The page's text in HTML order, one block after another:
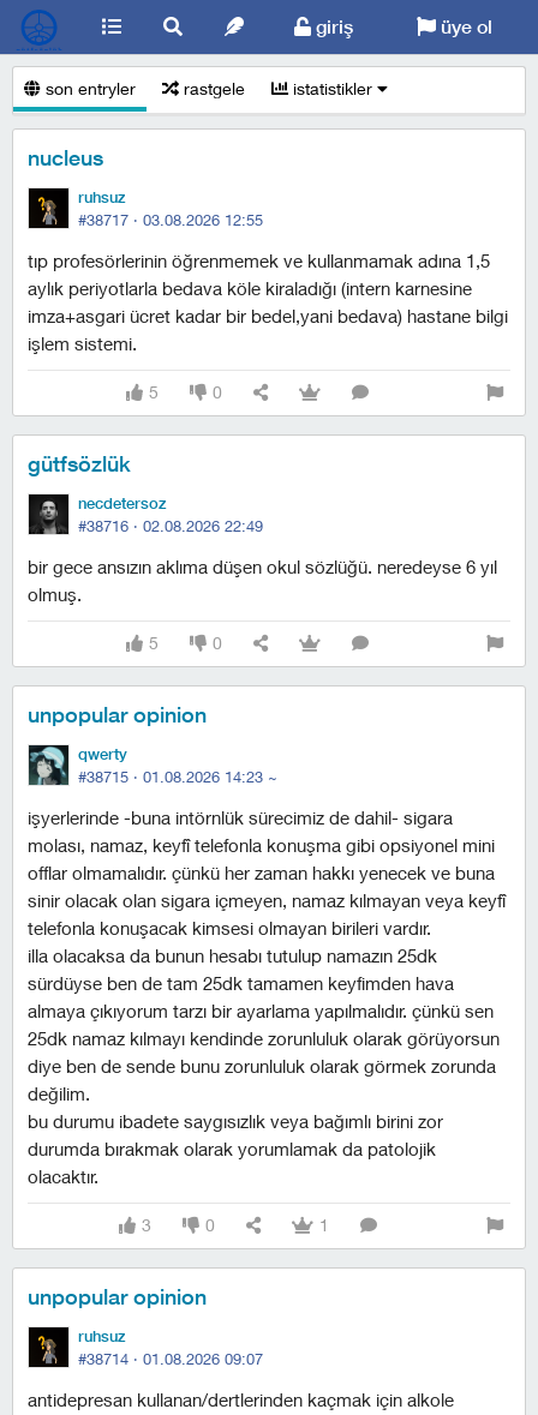
giriş üye ol
son entryler rastgele istatistikler
nucleus
ruhsuz
#38717 · 03.08.2026 12:55
tıp profesörlerinin öğrenmemek ve kullanmamak adına 1,5
aylık periyotlarla bedava köle kiraladığı (intern karnesine
imza+asgari ücret kadar bir bedel,yani bedava) hastane bilgi
işlem sistemi.
5 0
gütfsözlük
necdetersoz
#38716 · 02.08.2026 22:49
bir gece ansızın aklıma düşen okul sözlüğü. neredeyse 6 yıl
olmuş.
5 0
unpopular opinion
qwerty
#38715 · 01.08.2026 14:23 ~
işyerlerinde -buna intörnlük sürecimiz de dahil- sigara
molası, namaz, keyfî telefonla konuşma gibi opsiyonel mini
offlar olmamalıdır. çünkü her zaman hakkı yenecek ve buna
sinir olacak olan sigara içmeyen, namaz kılmayan veya keyfî
telefonla konuşacak kimsesi olmayan birileri vardır.
illa olacaksa da bunun hesabı tutulup namazın 25dk
sürdüyse ben de tam 25dk tamamen keyfimden hava
almaya çıkıyorum tarzı bir ayarlama yapılmalıdır. çünkü sen
25dk namaz kılmayı kendinde zorunluluk olarak görüyorsun
diye ben de sende bunu zorunluluk olarak görmek zorunda
değilim.
bu durumu ibadete saygısızlık veya bağımlı birini zor
durumda bırakmak olarak yorumlamak da patolojik
olacaktır.
3 0 1
unpopular opinion
ruhsuz
#38714 · 01.08.2026 09:07
antidepresan kullanan/dertlerinden kaçmak için alkole